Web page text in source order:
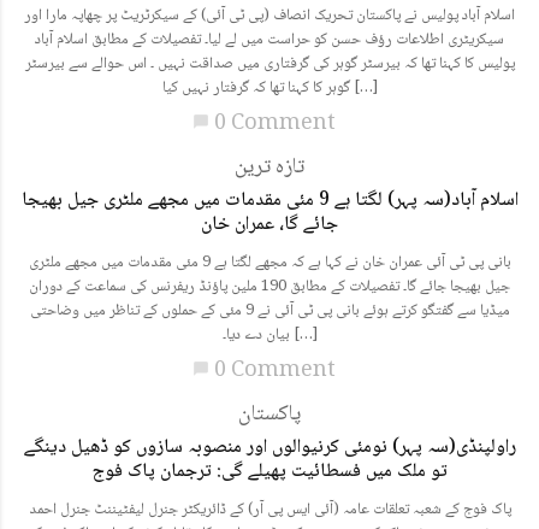
اسلام آباد پولیس نے پاکستان تحریک انصاف (پی ٹی آئی) کے سیکرٹریٹ پر چھاپہ مارا اور
سیکریٹری اطلاعات رؤف حسن کو حراست میں لے لیا۔ تفصیلات کے مطابق اسلام آباد
پولیس کا کہنا تھا کہ بیرسٹر گوہر کی گرفتاری میں صداقت نہیں ۔ اس حوالے سے بیرسٹر
گوہر کا کہنا تھا کہ گرفتار نہیں کیا […]
0 Comment
تازہ ترین
اسلام آباد(سہ پہر) لگتا ہے 9 مئی مقدمات میں مجھے ملٹری جیل بھیجا
جائے گا، عمران خان
بانی پی ٹی آئی عمران خان نے کہا ہے کہ مجھے لگتا ہے 9 مئی مقدمات میں مجھے ملٹری
جیل بھیجا جائے گا۔ تفصیلات کے مطابق 190 ملین پاؤنڈ ریفرنس کی سماعت کے دوران
میڈیا سے گفتگو کرتے ہوئے بانی پی ٹی آئی نے 9 مئی کے حملوں کے تناظر میں وضاحتی
بیان دے دیا۔ […]
0 Comment
پاکستان
راولپنڈی(سہ پہر) نومئی کرنیوالوں اور منصوبہ سازوں کو ڈھیل دینگے
تو ملک میں فسطائیت پھیلے گی: ترجمان پاک فوج
پاک فوج کے شعبہ تعلقات عامہ (آئی ایس پی آر) کے ڈائریکٹر جنرل لیفٹیننٹ جنرل احمد